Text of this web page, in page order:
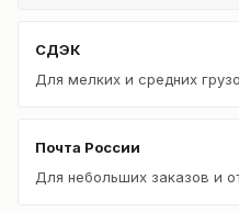
СДЭК
Для мелких и средних
Почта России
Для небольших заказов и